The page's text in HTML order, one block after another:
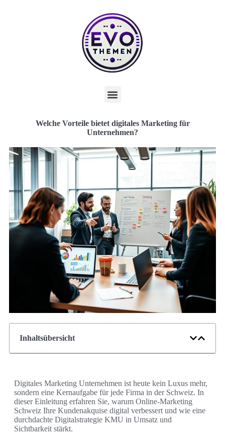
Welche Vorteile bietet digitales Marketing für
Unternehmen?
Inhaltsübersicht
Digitales Marketing Unternehmen ist heute kein Luxus mehr,
sondern eine Kernaufgabe für jede Firma in der Schweiz. In
dieser Einleitung erfahren Sie, warum Online-Marketing
Schweiz Ihre Kundenakquise digital verbessert und wie eine
durchdachte Digitalstrategie KMU in Umsatz und
Sichtbarkeit stärkt.